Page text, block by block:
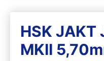
HSK JAKT
MKII